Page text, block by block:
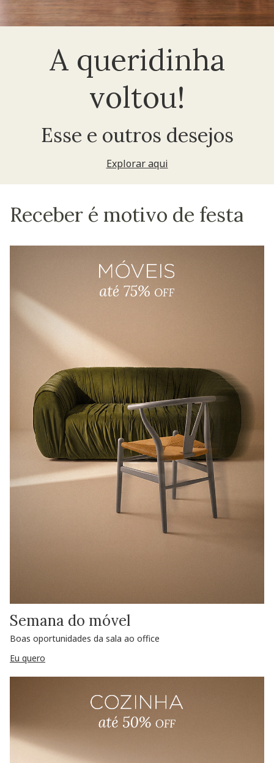
A queridinha
voltou!
Esse e outros desejos
Explorar aqui
Receber é motivo de festa
Semana do móvel
Boas oportunidades da sala ao office
Eu quero